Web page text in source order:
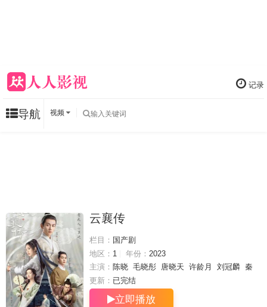
记录
导航 视频
云襄传
栏目： 国产剧
地区： 1 年份： 2023
主演： 陈晓 毛晓彤 唐晓天 许龄月 刘冠麟 秦
岚 王劲松 惠英红
睿 李洪涛 冯建宇 冉旭
更新： 已完结
立即播放